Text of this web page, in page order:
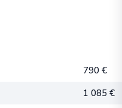
790 €
1 085 €